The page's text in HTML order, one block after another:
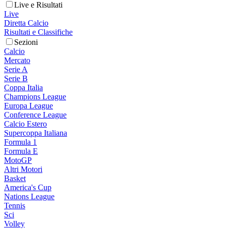
Live e Risultati
Live
Diretta Calcio
Risultati e Classifiche
Sezioni
Calcio
Mercato
Serie A
Serie B
Coppa Italia
Champions League
Europa League
Conference League
Calcio Estero
Supercoppa Italiana
Formula 1
Formula E
MotoGP
Altri Motori
Basket
America's Cup
Nations League
Tennis
Sci
Volley